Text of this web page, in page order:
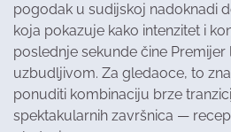
pogodak u sudijskoj nadoknadi
koja pokazuje kako intenzitet i
poslednje sekunde čine Premijer
uzbudljivom. Za gledaoce, to
ponuditi kombinaciju brze
spektakularnih završnica —